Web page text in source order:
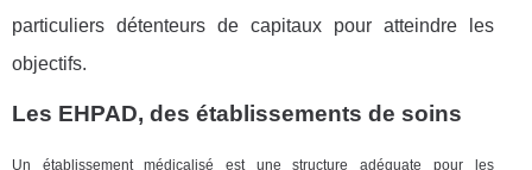
particuliers détenteurs de capitaux pour atteindre les
objectifs.
Les EHPAD, des établissements de soins
Un établissement médicalisé est une structure adéquate pour les